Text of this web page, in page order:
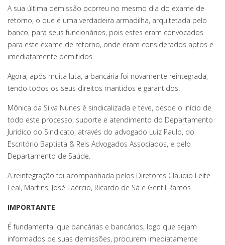
A sua última demissão ocorreu no mesmo dia do exame de
retorno, o que é uma verdadeira armadilha, arquitetada pelo
banco, para seus funcionários, pois estes eram convocados
para este exame de retorno, onde eram considerados aptos e
imediatamente demitidos.
Agora, após muita luta, a bancária foi novamente reintegrada,
tendo todos os seus direitos mantidos e garantidos.
Mônica da Silva Nunes é sindicalizada e teve, desde o início de
todo este processo, suporte e atendimento do Departamento
Jurídico do Sindicato, através do advogado Luiz Paulo, do
Escritório Baptista & Reis Advogados Associados, e pelo
Departamento de Saúde.
A reintegração foi acompanhada pelos Diretores Claudio Leite
Leal, Martins, José Laércio, Ricardo de Sá e Gentil Ramos.
IMPORTANTE
É fundamental que bancárias e bancários, logo que sejam
informados de suas demissões, procurem imediatamente